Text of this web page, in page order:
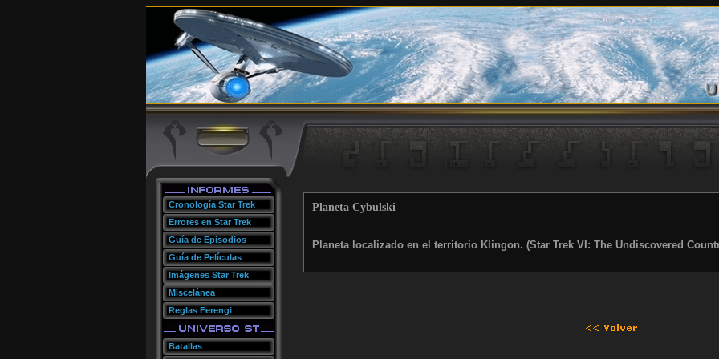
Cronología Star Trek
Errores en Star Trek
Guía de Episodios
Guía de Películas
Imágenes Star Trek
Miscelánea
Reglas Ferengi
Batallas
Planeta Cybulski
Planeta localizado en el territorio Klingon. (Star Trek VI: The Undiscovered